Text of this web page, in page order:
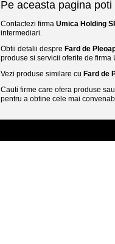
Pe aceasta pagina poti
Contactezi firma Umica Holding
intermediari.
Obtii detalii despre Fard de
produse si servicii oferite de firma
Vezi produse similare cu Fard de
Cauti firme care ofera produse
pentru a obtine cele mai